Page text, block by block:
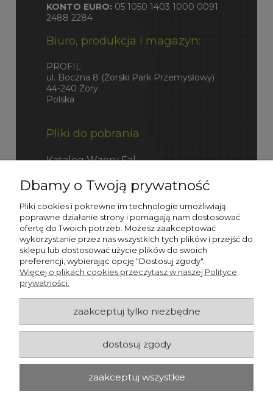
KONTO EURO: 05 1050 1403 1000 0091
2488 2284
Biuro, produkcja i magazyn:
PROFIL
ul. Boczna 8 (Żorski Park Przemysłowy)
44-240 Żory
Polska
Pliki do pobrania
Katalog Wzory Fal
Katalog Fefco
Dbamy o Twoją prywatność
Pliki cookies i pokrewne im technologie umożliwiają
poprawne działanie strony i pomagają nam dostosować
ofertę do Twoich potrzeb. Możesz zaakceptować
wykorzystanie przez nas wszystkich tych plików i przejść do
sklepu lub dostosować użycie plików do swoich
preferencji, wybierając opcję "Dostosuj zgody".
Więcej o plikach cookies przeczytasz w naszej Polityce
prywatności.
zaakceptuj tylko niezbędne
dostosuj zgody
zaakceptuj wszystkie